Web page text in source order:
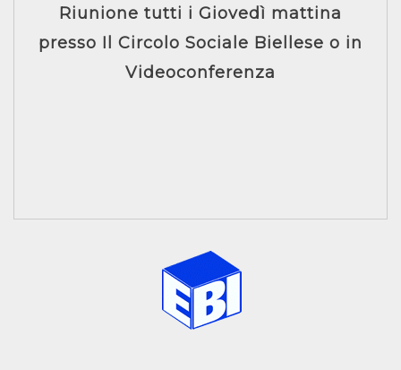
Riunione tutti i Giovedì mattina
presso Il Circolo Sociale Biellese o in
Videoconferenza